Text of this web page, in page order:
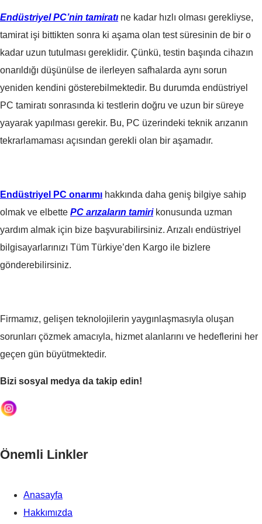
Endüstriyel PC’nin tamiratı ne kadar hızlı olması gerekliyse,
tamirat işi bittikten sonra ki aşama olan test süresinin de bir o
kadar uzun tutulması gereklidir. Çünkü, testin başında cihazın
onarıldığı düşünülse de ilerleyen safhalarda aynı sorun
yeniden kendini gösterebilmektedir. Bu durumda endüstriyel
PC tamiratı sonrasında ki testlerin doğru ve uzun bir süreye
yayarak yapılması gerekir. Bu, PC üzerindeki teknik arızanın
tekrarlamaması açısından gerekli olan bir aşamadır.
Endüstriyel PC onarımı hakkında daha geniş bilgiye sahip
olmak ve elbette PC arızaların tamiri konusunda uzman
yardım almak için bize başvurabilirsiniz. Arızalı endüstriyel
bilgisayarlarınızı Tüm Türkiye’den Kargo ile bizlere
gönderebilirsiniz.
Firmamız, gelişen teknolojilerin yaygınlaşmasıyla oluşan
sorunları çözmek amacıyla, hizmet alanlarını ve hedeflerini her
geçen gün büyütmektedir.
Bizi sosyal medya da takip edin!
Önemli Linkler
Anasayfa
Hakkımızda